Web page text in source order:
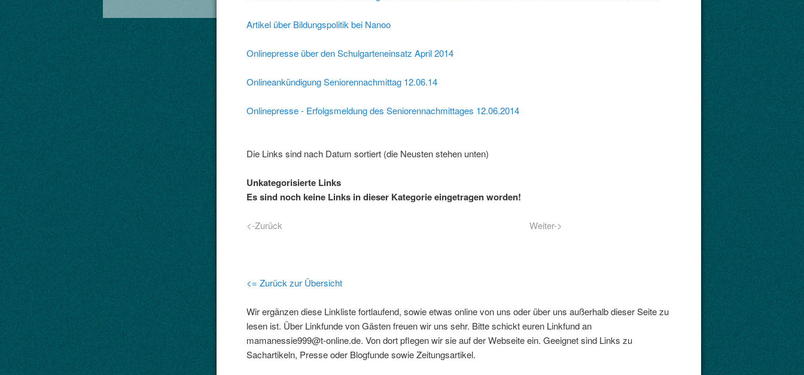
Artikel über Bildungspolitik bei Nanoo
Onlinepresse über den Schulgarteneinsatz April 2014
Onlineankündigung Seniorennachmittag 12.06.14
Onlinepresse - Erfolgsmeldung des Seniorennachmittages 12.06.2014
Die Links sind nach Datum sortiert (die Neusten stehen unten)
Unkategorisierte Links
Es sind noch keine Links in dieser Kategorie eingetragen worden!
<-Zurück Weiter->
<= Zurück zur Übersicht
Wir ergänzen diese Linkliste fortlaufend, sowie etwas online von uns oder über uns außerhalb dieser Seite zu
lesen ist. Über Linkfunde von Gästen freuen wir uns sehr. Bitte schickt euren Linkfund an
mamanessie999@t-online.de. Von dort pflegen wir sie auf der Webseite ein. Geeignet sind Links zu
Sachartikeln, Presse oder Blogfunde sowie Zeitungsartikel.